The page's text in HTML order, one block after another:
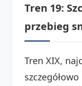
Tren 19:
przebieg
Tren XIX,